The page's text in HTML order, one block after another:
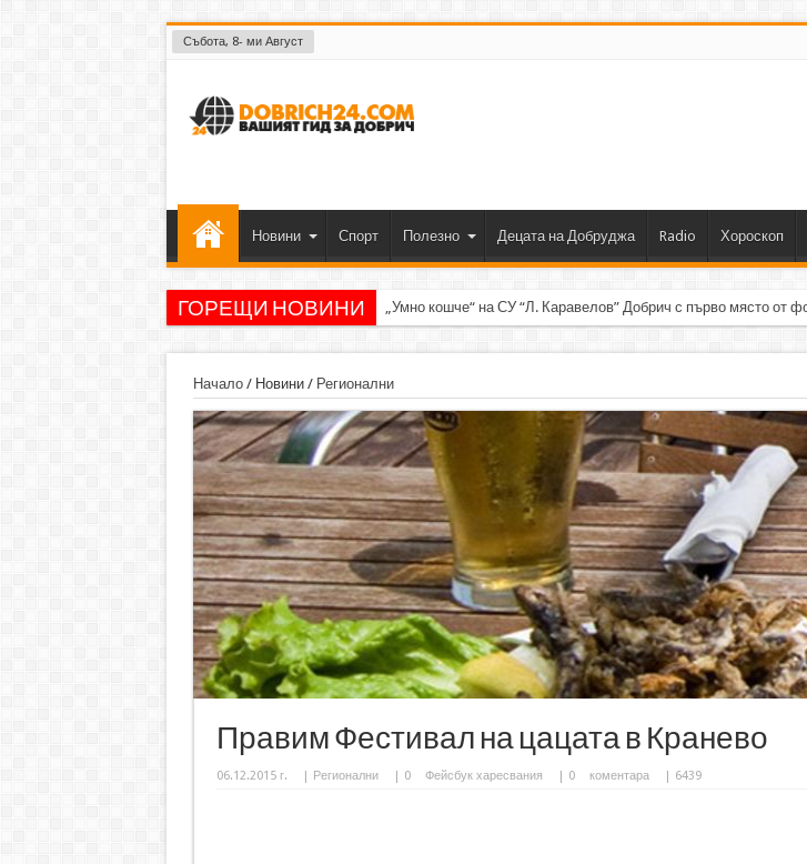
Събота, 8- ми Август
Новини Спорт Полезно Децата на Добруджа Radio Хороскоп
ГОРЕЩИ НОВИНИ „Умно кошче“ на СУ “Л. Каравелов” Добрич с първо място от
Начало/ Новини/ Регионални
Правим Фестивал на цацата в Кранево
06.12.2015 г. Регионални 0 Фейсбук харесвания 0 коментара | 6439